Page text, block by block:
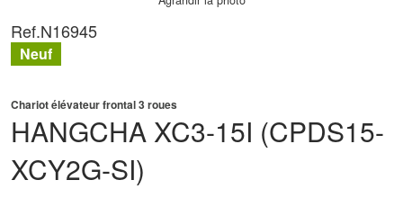
HANGCHA XC3-15I (CPDS15-
XCY2G-SI)
Chariot élévateur frontal 3 roues
Ref.N16945
Neuf